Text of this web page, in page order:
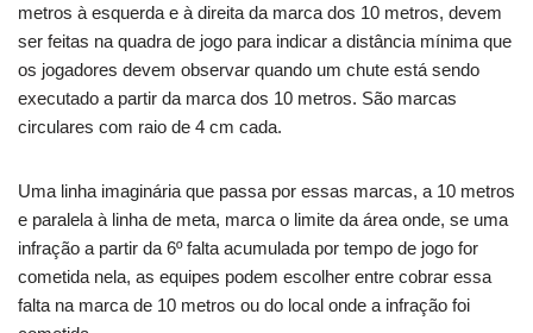
metros à esquerda e à direita da marca dos 10 metros, devem
ser feitas na quadra de jogo para indicar a distância mínima que
os jogadores devem observar quando um chute está sendo
executado a partir da marca dos 10 metros. São marcas
circulares com raio de 4 cm cada.
Uma linha imaginária que passa por essas marcas, a 10 metros
e paralela à linha de meta, marca o limite da área onde, se uma
infração a partir da 6º falta acumulada por tempo de jogo for
cometida nela, as equipes podem escolher entre cobrar essa
falta na marca de 10 metros ou do local onde a infração foi